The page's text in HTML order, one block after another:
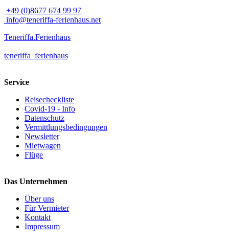
+49 (0)8677 674 99 97
info@teneriffa-ferienhaus.net
Teneriffa.Ferienhaus
teneriffa_ferienhaus
Service
Reisecheckliste
Covid-19 - Info
Datenschutz
Vermittlungsbedingungen
Newsletter
Mietwagen
Flüge
Das Unternehmen
Über uns
Für Vermieter
Kontakt
Impressum